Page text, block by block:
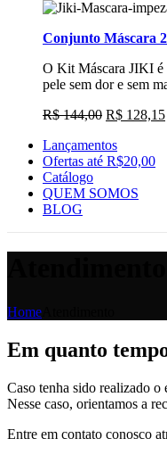
Conjunto Máscara
O Kit Máscara JIKI é
pele sem dor e sem
R$144,00 R$ 128,15
Lançamentos
Ofertas até R$20,00
Catálogo
QUEM SOMOS
BLOG
Home
Em quanto
Caso tenha sido realizado o
Nesse caso, orientamos a
Entre em contato conosco